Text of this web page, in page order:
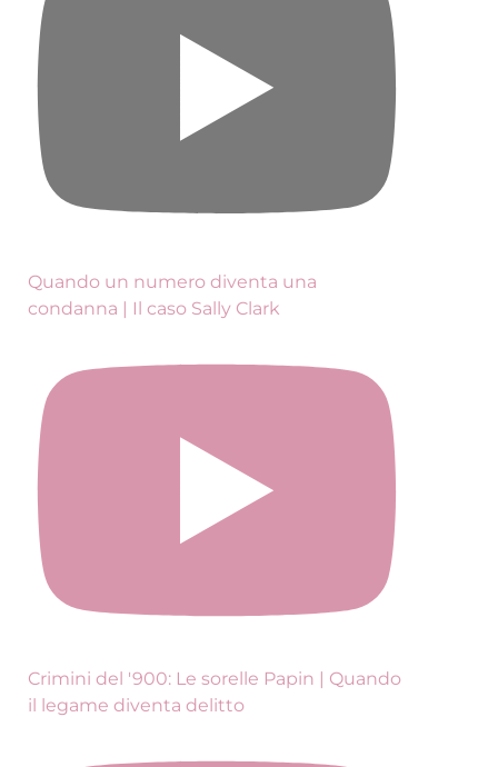
Quando un numero diventa una
condanna | Il caso Sally Clark
Crimini del '900: Le sorelle Papin | Quando
il legame diventa delitto